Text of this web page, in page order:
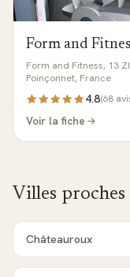
Form and
Form and Fitness, 13
Poinçonnet, France
4.8(68
Voir la fiche
Villes proches
Châteauroux